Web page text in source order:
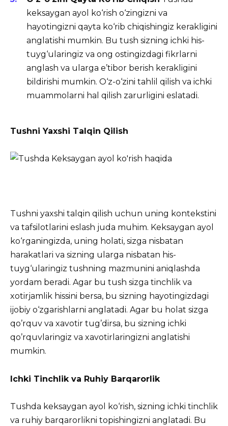
keksaygan ayol ko‘rish o‘zingizni va
hayotingizni qayta ko‘rib chiqishingiz kerakligini
anglatishi mumkin. Bu tush sizning ichki his-
tuyg‘ularingiz va ong ostingizdagi fikrlarni
anglash va ularga e’tibor berish kerakligini
bildirishi mumkin. O‘z-o‘zini tahlil qilish va ichki
muammolarni hal qilish zarurligini eslatadi.
Tushni Yaxshi Talqin Qilish
Tushni yaxshi talqin qilish uchun uning kontekstini
va tafsilotlarini eslash juda muhim. Keksaygan ayol
ko‘rganingizda, uning holati, sizga nisbatan
harakatlari va sizning ularga nisbatan his-
tuyg‘ularingiz tushning mazmunini aniqlashda
yordam beradi. Agar bu tush sizga tinchlik va
xotirjamlik hissini bersa, bu sizning hayotingizdagi
ijobiy o‘zgarishlarni anglatadi. Agar bu holat sizga
qo’rquv va xavotir tug’dirsa, bu sizning ichki
qo’rquvlaringiz va xavotirlaringizni anglatishi
mumkin.
Ichki Tinchlik va Ruhiy Barqarorlik
Tushda keksaygan ayol ko‘rish, sizning ichki tinchlik
va ruhiy barqarorlikni topishingizni anglatadi. Bu